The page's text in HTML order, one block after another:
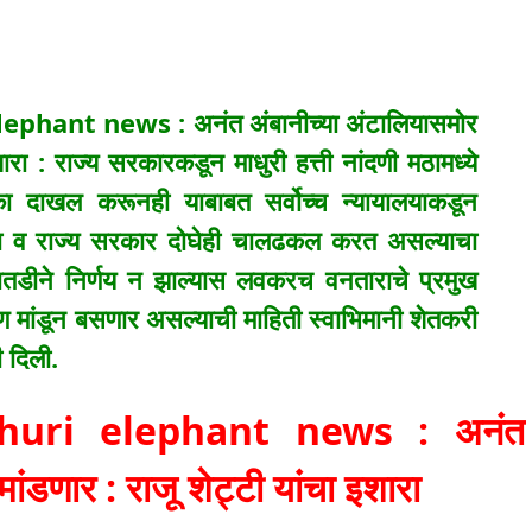
news : अनंत अंबानीच्या अंटालियासमोर
: राज्य सरकारकडून माधुरी हत्ती नांदणी मठामध्ये
दाखल करूनही याबाबत सर्वोच्च न्यायालयाकडून
व राज्य सरकार दोघेही चालढकल करत असल्याचा
निर्णय न झाल्यास लवकरच वनताराचे प्रमुख
बसणार असल्याची माहिती स्वाभिमानी शेतकरी
elephant news : अनंत
: राजू शेट्टी यांचा इशारा